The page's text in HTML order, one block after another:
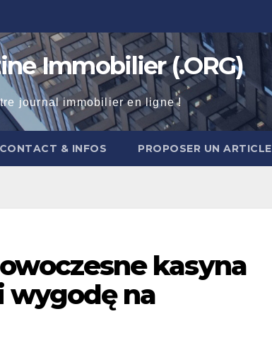
Immobilier (.ORG)
journal immobilier en ligne !
CONTACT & INFOS PROPOSER UN ARTICLE
kasyna
wygodę na